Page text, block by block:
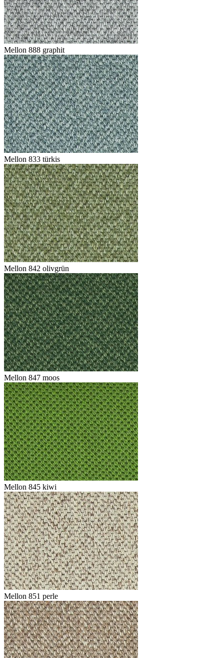
Mellon 888 graphit
Mellon 833 türkis
Mellon 842 olivgrün
Mellon 847 moos
Mellon 845 kiwi
Mellon 851 perle